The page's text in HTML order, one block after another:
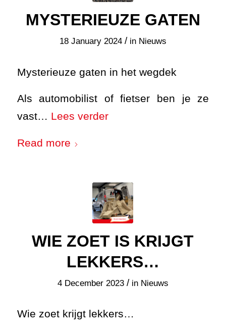
MYSTERIEUZE GATEN
18 January 2024 / in Nieuws
Mysterieuze gaten in het wegdek
Als automobilist of fietser ben je ze
vast… Lees verder
Read more
WIE ZOET IS KRIJGT
LEKKERS…
4 December 2023 / in Nieuws
Wie zoet krijgt lekkers…